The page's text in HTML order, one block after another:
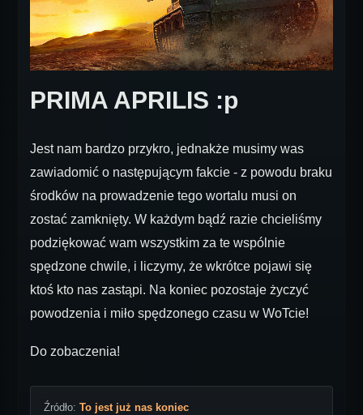
PRIMA APRILIS :p
Jest nam bardzo przykro, jednakże musimy was
zawiadomić o następującym fakcie - z powodu braku
środków na prowadzenie tego wortalu musi on
zostać zamknięty. W każdym bądź razie chcieliśmy
podziękować wam wszystkim za te wspólnie
spędzone chwile, i liczymy, że wkrótce pojawi się
ktoś kto nas zastąpi. Na koniec pozostaje życzyć
powodzenia i miło spędzonego czasu w WoTcie!
Do zobaczenia!
Źródło: To jest już nas koniec